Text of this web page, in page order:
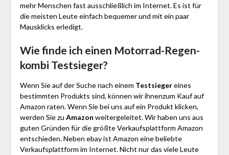
mehr Menschen fast ausschließlich im Internet. Es ist für
die meisten Leute einfach bequemer und mit ein paar
Mausklicks erledigt.
Wie finde ich einen Motorrad-Regen­
kombi Testsieger?
Wenn Sie auf der Suche nach einem Testsiegereines
bestimmten Produkts sind, können wir ihnenzum Kauf auf
Amazon raten. Wenn Sie bei uns auf ein Produkt klicken,
werden Sie zu Amazon weitergeleitet. Wir haben uns aus
guten Gründen für die größte Verkaufsplattform Amazon
entschieden. Neben ebay ist Amazon eine beliebte
Verkaufsplattform im Internet. Nicht nur das viele Leute